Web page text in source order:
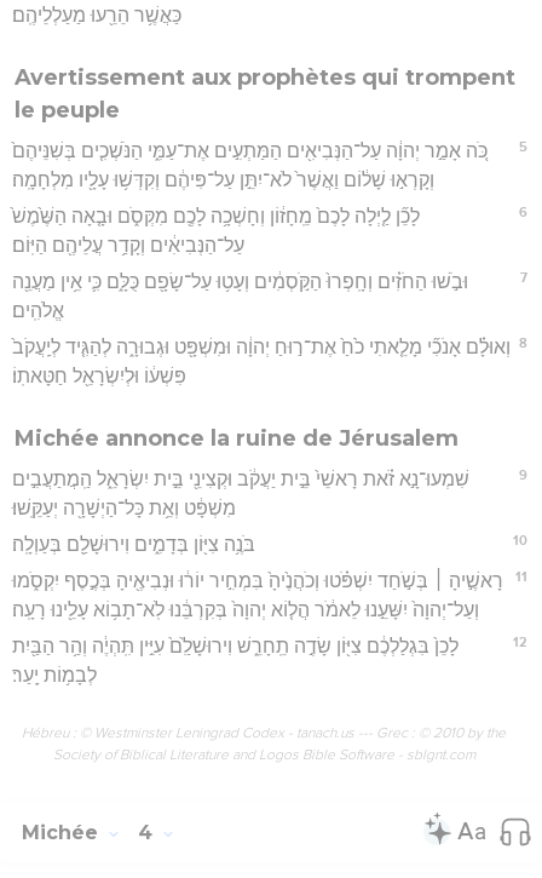
כַּאֲשֶׁ֥ר הֵרֵ֖עוּ מַעַלְלֵיהֶֽם׃
Avertissement aux prophètes qui trompent
le peuple
5
כֹּ֚ה אָמַ֣ר יְהוָ֔ה עַל־הַנְּבִיאִ֖ים הַמַּתְעִ֣ים אֶת־עַמִּ֑י הַנֹּשְׁכִ֤ים בְּשִׁנֵּיהֶם֙
וְקָרְא֣וּ שָׁל֔וֹם וַאֲשֶׁר֙ לֹא־יִתֵּ֣ן עַל־פִּיהֶ֔ם וְקִדְּשׁ֥וּ עָלָ֖יו מִלְחָמָֽה׃
6
לָכֵ֞ן לַ֤יְלָה לָכֶם֙ מֵֽחָז֔וֹן וְחָשְׁכָ֥ה לָכֶ֖ם מִקְּסֹ֑ם וּבָ֤אָה הַשֶּׁ֙מֶשׁ֙
עַל־הַנְּבִיאִ֔ים וְקָדַ֥ר עֲלֵיהֶ֖ם הַיּֽוֹם׃
7
וּבֹ֣שׁוּ הַחֹזִ֗ים וְחָֽפְרוּ֙ הַקֹּ֣סְמִ֔ים וְעָט֥וּ עַל־שָׂפָ֖ם כֻּלָּ֑ם כִּ֛י אֵ֥ין מַעֲנֵ֖ה
אֱלֹהִֽים׃
8
וְאוּלָ֗ם אָנֹכִ֞י מָלֵ֤אתִי כֹ֙חַ֙ אֶת־ר֣וּחַ יְהוָ֔ה וּמִשְׁפָּ֖ט וּגְבוּרָ֑ה לְהַגִּ֤יד לְיַֽעֲקֹב֙
פִּשְׁע֔וֹ וּלְיִשְׂרָאֵ֖ל חַטָּאתֽוֹ׃
Michée annonce la ruine de Jérusalem
9
שִׁמְעוּ־נָ֣א זֹ֗את רָאשֵׁי֙ בֵּ֣ית יַעֲקֹ֔ב וּקְצִינֵ֖י בֵּ֣ית יִשְׂרָאֵ֑ל הַֽמֲתַעֲבִ֣ים
מִשְׁפָּ֔ט וְאֵ֥ת כָּל־הַיְשָׁרָ֖ה יְעַקֵּֽשׁוּ׃
10 בֹּנֶ֥ה צִיּ֖וֹן בְּדָמִ֑ים וִירוּשָׁלִַ֖ם בְּעַוְלָֽה׃
11
רָאשֶׁ֣יהָ ׀ בְּשֹׁ֣חַד יִשְׁפֹּ֗טוּ וְכֹהֲנֶ֙יהָ֙ בִּמְחִ֣יר יוֹר֔וּ וּנְבִיאֶ֖יהָ בְּכֶ֣סֶף יִקְסֹ֑מוּ
וְעַל־יְהוָה֙ יִשָּׁעֵ֣נוּ לֵאמֹ֔ר הֲל֤וֹא יְהוָה֙ בְּקִרְבֵּ֔נוּ לֹֽא־תָב֥וֹא עָלֵ֖ינוּ רָעָֽה׃
12
לָכֵן֙ בִּגְלַלְכֶ֔ם צִיּ֖וֹן שָׂדֶ֣ה תֵֽחָרֵ֑שׁ וִירוּשָׁלִַ֙ם֙ עִיִּ֣ין תִּֽהְיֶ֔ה וְהַ֥ר הַבַּ֖יִת
לְבָמ֥וֹת יָֽעַר׃
Hébreu : © Westminster Leningrad Codex - tanach.us --- Grec : © 2010 by the
Society of Biblical Literature and Logos Bible Software - sblgnt.com
Michée 4